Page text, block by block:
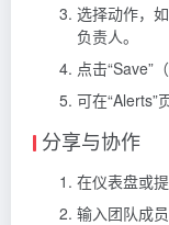
选择动作，
负责人。
点击“Save”
可在“Alerts”
分享与协作
在仪表盘或
输入团队成